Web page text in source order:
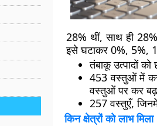
28% थीं, साथ ही
इसे घटाकर 0%, 5%,
तंबाकू उत्पादों
453 वस्तुओं में
वस्तुओं पर कर
257 वस्तुएँ,
किन क्षेत्रों को लाभ मिला